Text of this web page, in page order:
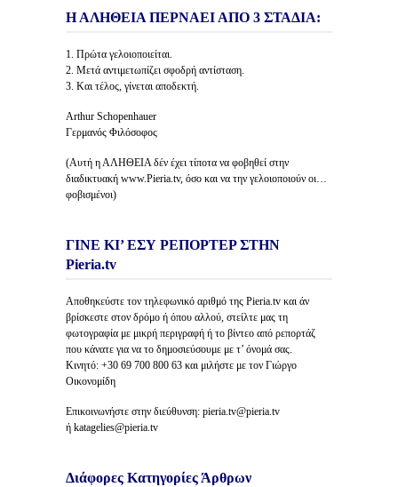
Η ΑΛΗΘΕΙΑ ΠΕΡΝΑΕΙ ΑΠΟ 3 ΣΤΑΔΙΑ:
1. Πρώτα γελοιοποιείται.
2. Μετά αντιμετωπίζει σφοδρή αντίσταση.
3. Και τέλος, γίνεται αποδεκτή.
Arthur Schopenhauer
Γερμανός Φιλόσοφος
(Αυτή η ΑΛΗΘΕΙΑ δέν έχει τίποτα να φοβηθεί στην
διαδικτυακή www.Pieria.tv, όσο και να την γελοιοποιούν οι…
φοβισμένοι)
ΓΙΝΕ ΚΙ’ ΕΣΥ ΡΕΠΟΡΤΕΡ ΣΤΗΝ
Pieria.tv
Αποθηκεύστε τον τηλεφωνικό αριθμό της Pieria.tv και άν
βρίσκεστε στον δρόμο ή όπου αλλού, στείλτε μας τη
φωτογραφία με μικρή περιγραφή ή το βίντεο από ρεπορτάζ
που κάνατε για να το δημοσιεύσουμε με τ’ όνομά σας.
Κινητό: +30 69 700 800 63 και μιλήστε με τον Γιώργο
Οικονομίδη
Επικοινωνήστε στην διεύθυνση: pieria.tv@pieria.tv
ή katagelies@pieria.tv
Διάφορες Κατηγορίες Άρθρων